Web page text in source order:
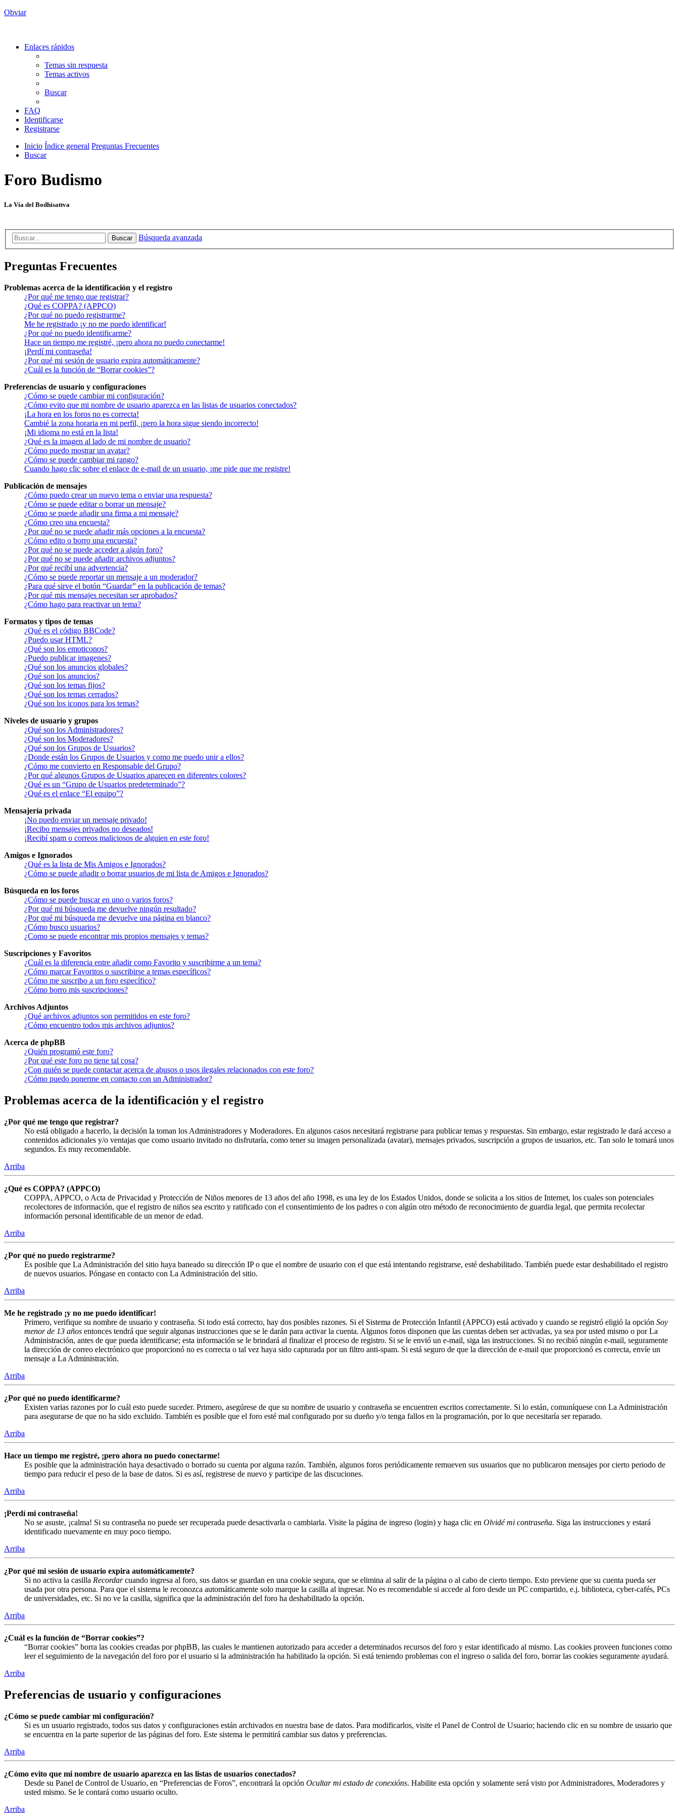
Obviar
Enlaces rápidos
Temas sin respuesta
Temas activos
Buscar
FAQ
Identificarse
Registrarse
Inicio Índice general Preguntas Frecuentes
Buscar
Foro Budismo
La Vía del Bodhisattva
Buscar Búsqueda avanzada
Preguntas Frecuentes
Problemas acerca de la identificación y el registro
¿Por qué me tengo que registrar?
¿Qué es COPPA? (APPCO)
¿Por qué no puedo registrarme?
Me he registrado ¡y no me puedo identificar!
¿Por qué no puedo identificarme?
Hace un tiempo me registré, ¡pero ahora no puedo conectarme!
¡Perdí mi contraseña!
¿Por qué mi sesión de usuario expira automáticamente?
¿Cuál es la función de “Borrar cookies”?
Preferencias de usuario y configuraciones
¿Cómo se puede cambiar mi configuración?
¿Cómo evito que mi nombre de usuario aparezca en las listas de usuarios conectados?
¡La hora en los foros no es correcta!
Cambié la zona horaria en mi perfil, ¡pero la hora sigue siendo incorrecto!
¡Mi idioma no está en la lista!
¿Qué es la imagen al lado de mi nombre de usuario?
¿Cómo puedo mostrar un avatar?
¿Cómo se puede cambiar mi rango?
Cuando hago clic sobre el enlace de e-mail de un usuario, ¡me pide que me registre!
Publicación de mensajes
¿Cómo puedo crear un nuevo tema o enviar una respuesta?
¿Cómo se puede editar o borrar un mensaje?
¿Cómo se puede añadir una firma a mi mensaje?
¿Cómo creo una encuesta?
¿Por qué no se puede añadir más opciones a la encuesta?
¿Cómo edito o borro una encuesta?
¿Por qué no se puede acceder a algún foro?
¿Por qué no se puede añadir archivos adjuntos?
¿Por qué recibí una advertencia?
¿Cómo se puede reportar un mensaje a un moderador?
¿Para qué sirve el botón “Guardar” en la publicación de temas?
¿Por qué mis mensajes necesitan ser aprobados?
¿Cómo hago para reactivar un tema?
Formatos y tipos de temas
¿Qué es el código BBCode?
¿Puedo usar HTML?
¿Qué son los emoticonos?
¿Puedo publicar imagenes?
¿Qué son los anuncios globales?
¿Qué son los anuncios?
¿Qué son los temas fijos?
¿Qué son los temas cerrados?
¿Qué son los iconos para los temas?
Niveles de usuario y grupos
¿Qué son los Administradores?
¿Qué son los Moderadores?
¿Qué son los Grupos de Usuarios?
¿Donde están los Grupos de Usuarios y como me puedo unir a ellos?
¿Cómo me convierto en Responsable del Grupo?
¿Por qué algunos Grupos de Usuarios aparecen en diferentes colores?
¿Qué es un “Grupo de Usuarios predeterminado”?
¿Qué es el enlace “El equipo”?
Mensajería privada
¡No puedo enviar un mensaje privado!
¡Recibo mensajes privados no deseados!
¡Recibí spam o correos maliciosos de alguien en este foro!
Amigos e Ignorados
¿Qué es la lista de Mis Amigos e Ignorados?
¿Cómo se puede añadir o borrar usuarios de mi lista de Amigos e Ignorados?
Búsqueda en los foros
¿Cómo se puede buscar en uno o varios foros?
¿Por qué mi búsqueda me devuelve ningún resultado?
¿Por qué mi búsqueda me devuelve una página en blanco?
¿Cómo busco usuarios?
¿Como se puede encontrar mis propios mensajes y temas?
Suscripciones y Favoritos
¿Cuál es la diferencia entre añadir como Favorito y suscribirme a un tema?
¿Cómo marcar Favoritos o suscribirse a temas específicos?
¿Cómo me suscribo a un foro específico?
¿Cómo borro mis suscripciones?
Archivos Adjuntos
¿Qué archivos adjuntos son permitidos en este foro?
¿Cómo encuentro todos mis archivos adjuntos?
Acerca de phpBB
¿Quién programó este foro?
¿Por qué este foro no tiene tal cosa?
¿Con quién se puede contactar acerca de abusos o usos ilegales relacionados con este foro?
¿Cómo puedo ponerme en contacto con un Administrador?
Problemas acerca de la identificación y el registro
¿Por qué me tengo que registrar?
No está obligado a hacerlo, la decisión la toman los Administradores y Moderadores. En algunos casos necesitará registrarse para publicar temas y respuestas. Sin embargo, estar registrado le dará acceso a
contenidos adicionales y/o ventajas que como usuario invitado no disfrutaría, como tener su imagen personalizada (avatar), mensajes privados, suscripción a grupos de usuarios, etc. Tan solo le tomará unos
segundos. Es muy recomendable.
Arriba
¿Qué es COPPA? (APPCO)
COPPA, APPCO, o Acta de Privacidad y Protección de Niños menores de 13 años del año 1998, es una ley de los Estados Unidos, donde se solicita a los sitios de Internet, los cuales son potenciales
recolectores de información, que el registro de niños sea escrito y ratificado con el consentimiento de los padres o con algún otro método de reconocimiento de guardia legal, que permita recolectar
información personal identificable de un menor de edad.
Arriba
¿Por qué no puedo registrarme?
Es posible que La Administración del sitio haya baneado su dirección IP o que el nombre de usuario con el que está intentando registrarse, esté deshabilitado. También puede estar deshabilitado el registro
de nuevos usuarios. Póngase en contacto con La Administración del sitio.
Arriba
Me he registrado ¡y no me puedo identificar!
Primero, verifique su nombre de usuario y contraseña. Si todo está correcto, hay dos posibles razones. Si el Sistema de Protección Infantil (APPCO) está activado y cuando se registró eligió la opción Soy
menor de 13 años entonces tendrá que seguir algunas instrucciones que se le darán para activar la cuenta. Algunos foros disponen que las cuentas deben ser activadas, ya sea por usted mismo o por La
Administración, antes de que pueda identificarse; esta información se le brindará al finalizar el proceso de registro. Si se le envió un e-mail, siga las instrucciones. Si no recibió ningún e-mail, seguramente
la dirección de correo electrónico que proporcionó no es correcta o tal vez haya sido capturada por un filtro anti-spam. Si está seguro de que la dirección de e-mail que proporcionó es correcta, envíe un
mensaje a La Administración.
Arriba
¿Por qué no puedo identificarme?
Existen varias razones por lo cuál esto puede suceder. Primero, asegúrese de que su nombre de usuario y contraseña se encuentren escritos correctamente. Si lo están, comuníquese con La Administración
para asegurarse de que no ha sido excluido. También es posible que el foro esté mal configurado por su dueño y/o tenga fallos en la programación, por lo que necesitaría ser reparado.
Arriba
Hace un tiempo me registré, ¡pero ahora no puedo conectarme!
Es posible que la administración haya desactivado o borrado su cuenta por alguna razón. También, algunos foros periódicamente remueven sus usuarios que no publicaron mensajes por cierto periodo de
tiempo para reducir el peso de la base de datos. Si es así, registrese de nuevo y participe de las discuciones.
Arriba
¡Perdí mi contraseña!
No se asuste, ¡calma! Si su contraseña no puede ser recuperada puede desactivarla o cambiarla. Visite la página de ingreso (login) y haga clic en Olvidé mi contraseña. Siga las instrucciones y estará
identificado nuevamente en muy poco tiempo.
Arriba
¿Por qué mi sesión de usuario expira automáticamente?
Si no activa la casilla Recordarcuando ingresa al foro, sus datos se guardan en una cookie segura, que se elimina al salir de la página o al cabo de cierto tiempo. Esto previene que su cuenta pueda ser
usada por otra persona. Para que el sistema le reconozca automáticamente solo marque la casilla al ingresar. No es recomendable si accede al foro desde un PC compartido, e.j. biblioteca, cyber-cafés, PCs
de universidades, etc. Si no ve la casilla, significa que la administración del foro ha deshabilitado la opción.
Arriba
¿Cuál es la función de “Borrar cookies”?
“Borrar cookies” borra las cookies creadas por phpBB, las cuales le mantienen autorizado para acceder a determinados recursos del foro y estar identificado al mismo. Las cookies proveen funciones como
leer el seguimiento de la navegación del foro por el usuario si la administración ha habilitado la opción. Si está teniendo problemas con el ingreso o salida del foro, borrar las cookies seguramente ayudará.
Arriba
Preferencias de usuario y configuraciones
¿Cómo se puede cambiar mi configuración?
Si es un usuario registrado, todos sus datos y configuraciones están archivados en nuestra base de datos. Para modificarlos, visite el Panel de Control de Usuario; haciendo clic en su nombre de usuario que
se encuentra en la parte superior de las páginas del foro. Este sistema le permitirá cambiar sus datos y preferencias.
Arriba
¿Cómo evito que mi nombre de usuario aparezca en las listas de usuarios conectados?
Desde su Panel de Control de Usuario, en “Preferencias de Foros”, encontrará la opción Ocultar mi estado de conexións. Habilite esta opción y solamente será visto por Administradores, Moderadores y
usted mismo. Se le contará como usuario oculto.
Arriba